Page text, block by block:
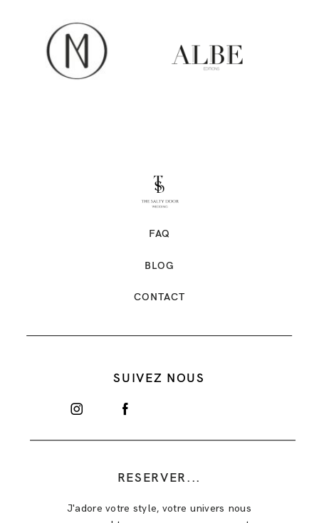
RESERVER...
SUIVEZ NOUS
J'adore votre style, votre univers nous
FAQ
BLOG
CONTACT